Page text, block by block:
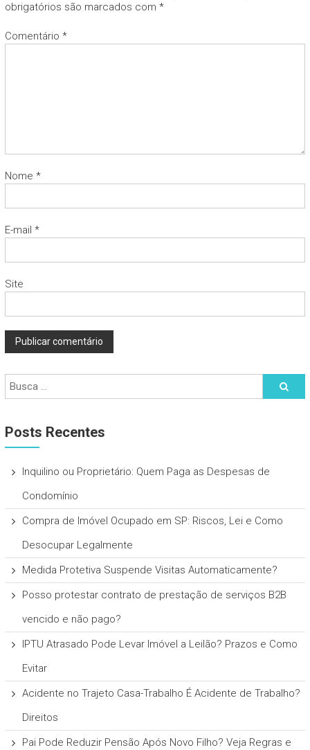
obrigatórios são marcados com *
Comentário *
Nome *
E-mail *
Site
Posts Recentes
Inquilino ou Proprietário: Quem Paga as Despesas de
Condomínio
Compra de Imóvel Ocupado em SP: Riscos, Lei e Como
Desocupar Legalmente
Medida Protetiva Suspende Visitas Automaticamente?
Posso protestar contrato de prestação de serviços B2B
vencido e não pago?
IPTU Atrasado Pode Levar Imóvel a Leilão? Prazos e Como
Evitar
Acidente no Trajeto Casa-Trabalho É Acidente de Trabalho?
Direitos
Pai Pode Reduzir Pensão Após Novo Filho? Veja Regras e